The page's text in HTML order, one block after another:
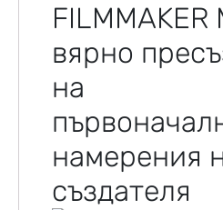
FILMMAKER
вярно
на
намерения
създателя